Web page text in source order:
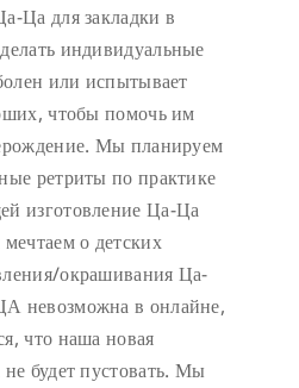
Ца для закладки в
индивидуальные
или испытывает
чтобы помочь им
Мы планируем
ретриты по практике
изготовление Ца-Ца
о детских
окрашивания Ца-
невозможна в онлайне,
что наша новая
будет пустовать. Мы